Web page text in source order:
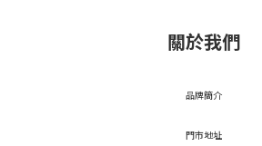
關於我們
品牌簡介
門市地址